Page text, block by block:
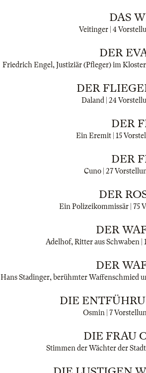
DAS
Veitinger | 4
DER
Friedrich Engel, Justiziär (Pfleger) im
DER
Daland | 24
DER
Ein Eremit | 15
DER
Cuno | 27
DER
Ein Polizeikommissär | 75
DER
Adelhof, Ritter aus Schwaben |
DER
Hans Stadinger, berühmter Waffenschmied
DIE
Osmin | 7
DIE FRAU
Stimmen der Wächter der Stadt